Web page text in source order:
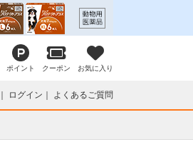
ポイント クーポン お気に入り
ログイン よくあるご質問